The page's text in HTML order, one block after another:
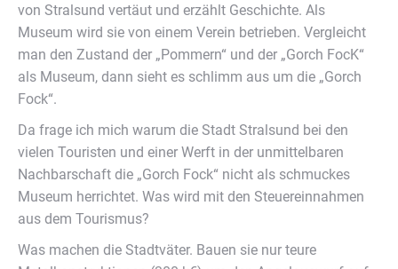
von Stralsund vertäut und erzählt Geschichte. Als
Museum wird sie von einem Verein betrieben. Vergleicht
man den Zustand der „Pommern“ und der „Gorch FocK“
als Museum, dann sieht es schlimm aus um die „Gorch
Fock“.
Da frage ich mich warum die Stadt Stralsund bei den
vielen Touristen und einer Werft in der unmittelbaren
Nachbarschaft die „Gorch Fock“ nicht als schmuckes
Museum herrichtet. Was wird mit den Steuereinnahmen
aus dem Tourismus?
Was machen die Stadtväter. Bauen sie nur teure